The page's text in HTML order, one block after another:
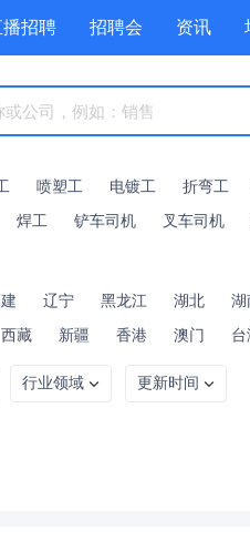
播招聘 招聘会 资讯
工具箱 赏金招聘
喷塑工 电镀工 折弯工
焊工 铲车司机 叉车司机
辽宁 黑龙江 湖北 湖
西藏 新疆 香港 澳门
行业领域 更新时间